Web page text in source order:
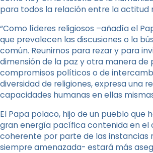
para todos la relación entre la actitud
“Como líderes religiosos –añadía el
que prevalecen las discusiones o la
común. Reunirnos para rezar y para
dimensión de la paz y otra manera de
compromisos políticos o de
diversidad de religiones, expresa una
capacidades humanas en ellas
El Papa polaco, hijo de un pueblo que
gran energía pacífica contenida en el
coherente por parte de las instancias
siempre amenazada- estará más